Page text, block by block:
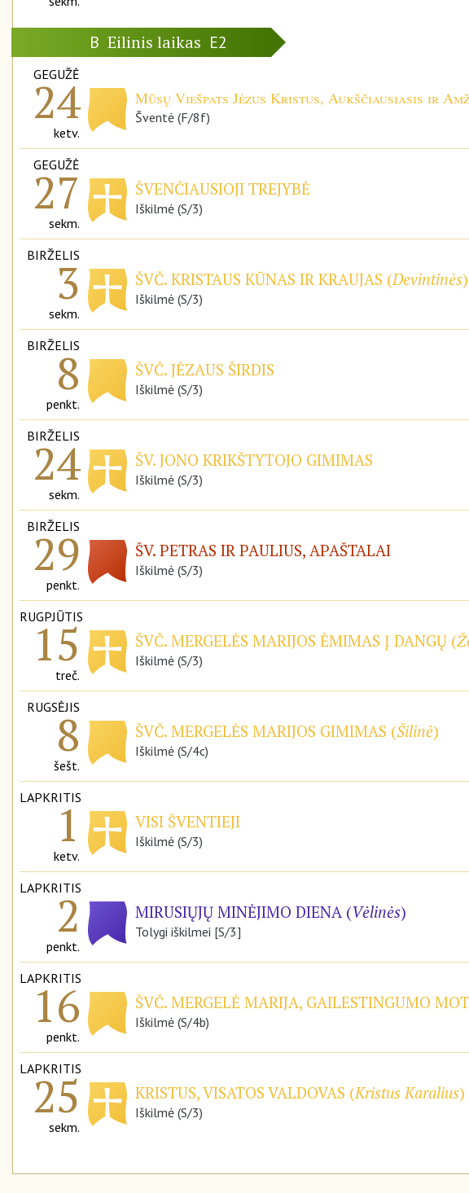
B Eilinis laikas E2
GEGUŽĖ
24
ketv.
Mūsų Viešpats Jėzus Kristus, Aukščiausiasis ir
Šventė (F/8f)
GEGUŽĖ
27
sekm.
ŠVENČIAUSIOJI TREJYBĖ
Iškilmė (S/3)
BIRŽELIS
3
sekm.
ŠVČ. KRISTAUS KŪNAS IR KRAUJAS (Devintinės)
Iškilmė (S/3)
BIRŽELIS
8
penkt.
ŠVČ. JĖZAUS ŠIRDIS
Iškilmė (S/3)
BIRŽELIS
24
sekm.
ŠV. JONO KRIKŠTYTOJO GIMIMAS
Iškilmė (S/3)
BIRŽELIS
29
penkt.
ŠV. PETRAS IR PAULIUS, APAŠTALAI
Iškilmė (S/3)
RUGPJŪTIS
15
treč.
ŠVČ. MERGELĖS MARIJOS ĖMIMAS Į DANGŲ (
Iškilmė (S/3)
RUGSĖJIS
8
šešt.
ŠVČ. MERGELĖS MARIJOS GIMIMAS (Šilinė)
Iškilmė (S/4c)
LAPKRITIS
1
ketv.
VISI ŠVENTIEJI
Iškilmė (S/3)
LAPKRITIS
2
penkt.
MIRUSIŲJŲ MINĖJIMO DIENA (Vėlinės)
Tolygi iškilmei [S/3]
LAPKRITIS
16
penkt.
ŠVČ. MERGELĖ MARIJA, GAILESTINGUMO
Iškilmė (S/4b)
LAPKRITIS
25
sekm.
KRISTUS, VISATOS VALDOVAS (Kristus Karalius)
Iškilmė (S/3)